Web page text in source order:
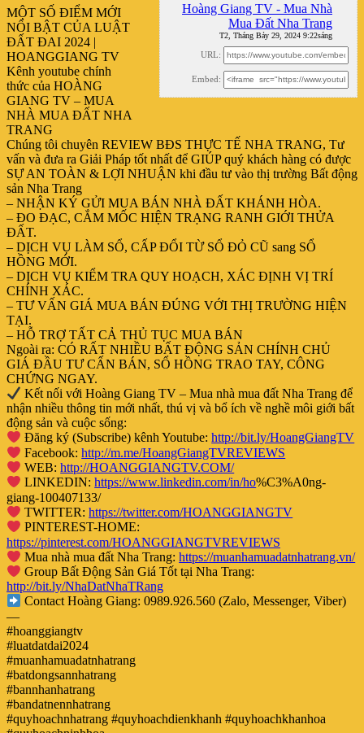
Hoàng Giang TV - Mua Nhà
Mua Đất Nha Trang
T2, Tháng Bảy 29, 2024 9:22sáng
URL:
Embed:
MỘT SỐ ĐIỂM MỚI
NỔI BẬT CỦA LUẬT
ĐẤT ĐAI 2024 |
HOANGGIANG TV
Kênh youtube chính
thức của HOÀNG
GIANG TV – MUA
NHÀ MUA ĐẤT NHA
TRANG
Chúng tôi chuyên REVIEW BĐS THỰC TẾ NHA TRANG, Tư
vấn và đưa ra Giải Pháp tốt nhất để GIÚP quý khách hàng có được
SỰ AN TOÀN & LỢI NHUẬN khi đầu tư vào thị trường Bất động
sản Nha Trang
– NHẬN KÝ GỬI MUA BÁN NHÀ ĐẤT KHÁNH HÒA.
– ĐO ĐẠC, CẮM MỐC HIỆN TRẠNG RANH GIỚI THỬA
ĐẤT.
– DỊCH VỤ LÀM SỔ, CẤP ĐỔI TỪ SỔ ĐỎ CŨ sang SỔ
HỒNG MỚI.
– DỊCH VỤ KIỂM TRA QUY HOẠCH, XÁC ĐỊNH VỊ TRÍ
CHÍNH XÁC.
– TƯ VẤN GIÁ MUA BÁN ĐÚNG VỚI THỊ TRƯỜNG HIỆN
TẠI.
– HỖ TRỢ TẤT CẢ THỦ TỤC MUA BÁN
Ngoài ra: CÓ RẤT NHIỀU BẤT ĐỘNG SẢN CHÍNH CHỦ
GIÁ ĐẦU TƯ CẤN BÁN, SỔ HỒNG TRAO TAY, CÔNG
CHỨNG NGAY.
Kết nối với Hoàng Giang TV – Mua nhà mua đất Nha Trang để
nhận nhiều thông tin mới nhất, thú vị và bổ ích về nghề môi giới bất
động sản và cuộc sống:
Đăng ký (Subscribe) kênh Youtube:http://bit.ly/HoangGiangTV
Facebook:http://m.me/HoangGiangTVREVIEWS
WEB:http://HOANGGIANGTV.COM/
LINKEDIN:https://www.linkedin.com/in/ho%C3%A0ng-
giang-100407133/
TWITTER:https://twitter.com/HOANGGIANGTV
PINTEREST-HOME:
https://pinterest.com/HOANGGIANGTVREVIEWS
Mua nhà mua đất Nha Trang:https://muanhamuadatnhatrang.vn/
Group Bất Động Sản Giá Tốt tại Nha Trang:
http://bit.ly/NhaDatNhaTRang
Contact Hoàng Giang: 0989.926.560 (Zalo, Messenger, Viber)
—
#hoanggiangtv
#luatdatdai2024
#muanhamuadatnhatrang
#batdongsannhatrang
#bannhanhatrang
#bandatnennhatrang
#quyhoachnhatrang #quyhoachdienkhanh #quyhoachkhanhoa